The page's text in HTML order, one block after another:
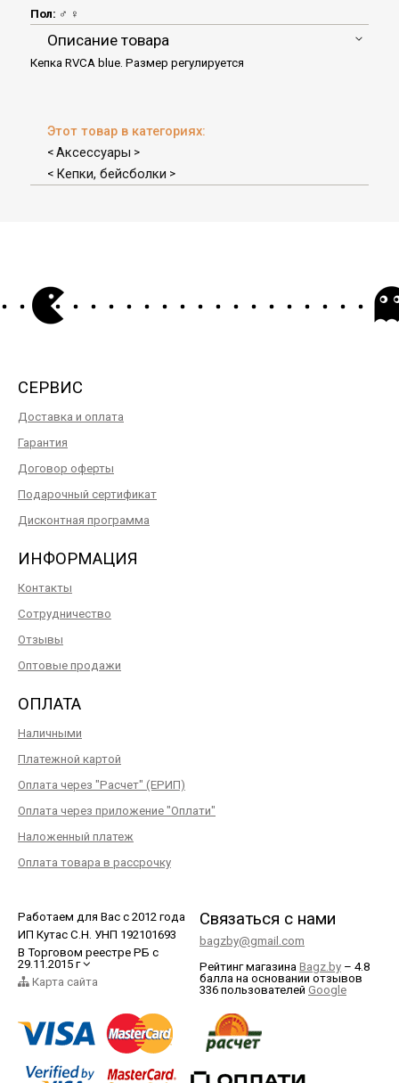
Пол: ♂ ♀
Описание товара
Кепка RVCA blue. Размер регулируется
Этот товар в категориях:
< Аксессуары >
< Кепки, бейсболки >
СЕРВИС
Доставка и оплата
Гарантия
Договор оферты
Подарочный сертификат
Дисконтная программа
ИНФОРМАЦИЯ
Контакты
Сотрудничество
Отзывы
Оптовые продажи
ОПЛАТА
Наличными
Платежной картой
Оплата через "Расчет" (ЕРИП)
Оплата через приложение "Оплати"
Наложенный платеж
Оплата товара в рассрочку
Работаем для Вас с 2012 года
ИП Кутас С.Н. УНП 192101693
В Торговом реестре РБ с
29.11.2015 г
Карта сайта
Связаться с нами
bagzby@gmail.com
Рейтинг магазина Bagz.by – 4.8
балла на основании отзывов
336 пользователей Google